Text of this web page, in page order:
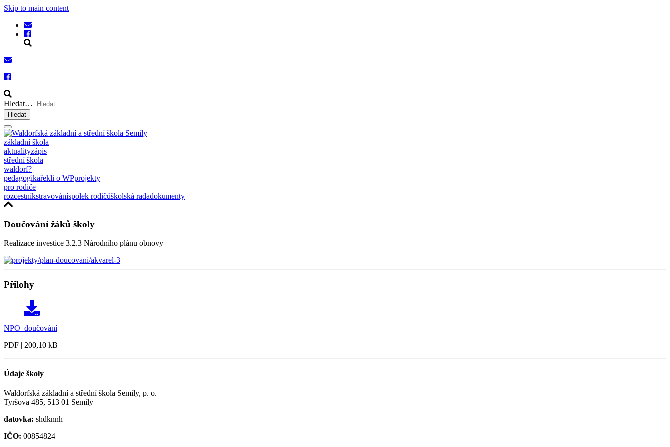
Skip to main content
Hledat…
Hledat
základní škola
aktualityzápis
střední škola
waldorf?
pedagogikařekli o WPprojekty
pro rodiče
rozcestníkstravováníspolek rodičůškolská radadokumenty
Doučování žáků školy
Realizace investice 3.2.3 Národního plánu obnovy
Přilohy
NPO_doučování
PDF | 200,10 kB
Údaje školy
Waldorfská základní a střední škola Semily, p. o.
Tyršova 485, 513 01 Semily
datovka: shdknnh
IČO: 00854824